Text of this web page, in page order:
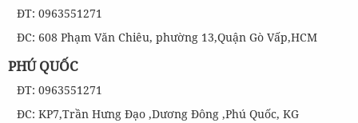
ĐT: 0963551271
ĐC: 608 Phạm Văn Chiêu, phường 13,Quận Gò Vấp,HCM
PHÚ QUỐC
ĐT: 0963551271
ĐC: KP7,Trần Hưng Đạo ,Dương Đông ,Phú Quốc, KG